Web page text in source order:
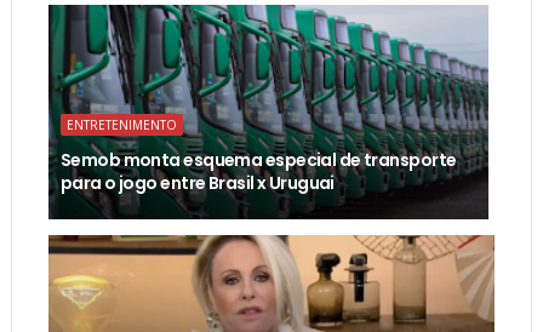
ENTRETENIMENTO
Semob monta esquema especial de transporte
para o jogo entre Brasil x Uruguai